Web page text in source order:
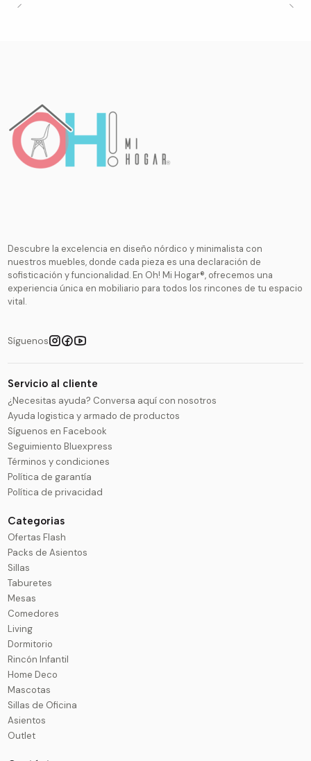
Descubre la excelencia en diseño nórdico y minimalista con
nuestros muebles, donde cada pieza es una declaración de
sofisticación y funcionalidad. En Oh! Mi Hogar®, ofrecemos una
experiencia única en mobiliario para todos los rincones de tu espacio
vital.
Síguenos
Servicio al cliente
¿Necesitas ayuda? Conversa aquí con nosotros
Ayuda logistica y armado de productos
Síguenos en Facebook
Seguimiento Bluexpress
Términos y condiciones
Política de garantía
Política de privacidad
Categorias
Ofertas Flash
Packs de Asientos
Sillas
Taburetes
Mesas
Comedores
Living
Dormitorio
Rincón Infantil
Home Deco
Mascotas
Sillas de Oficina
Asientos
Outlet